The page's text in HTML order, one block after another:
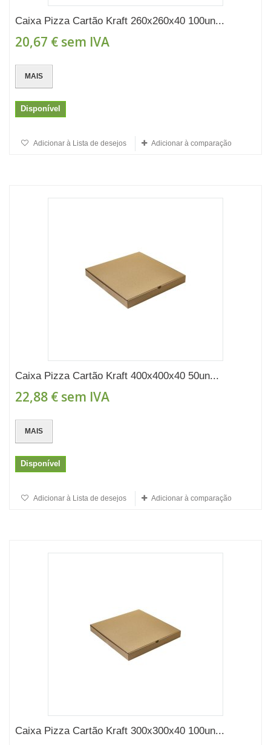
Caixa Pizza Cartão Kraft 260x260x40 100un...
20,67 € sem IVA
MAIS
Disponível
Adicionar à Lista de desejos Adicionar à comparação
Caixa Pizza Cartão Kraft 400x400x40 50un...
22,88 € sem IVA
MAIS
Disponível
Adicionar à Lista de desejos Adicionar à comparação
Caixa Pizza Cartão Kraft 300x300x40 100un...